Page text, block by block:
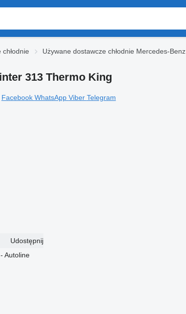
Używane dostawcze chłodnie Mercedes-Benz
313 Thermo King
Facebook WhatsApp Viber Telegram
Udostępnij